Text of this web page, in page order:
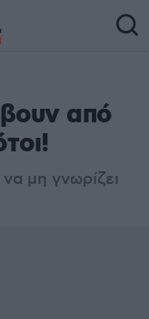
από
μη γνωρίζει